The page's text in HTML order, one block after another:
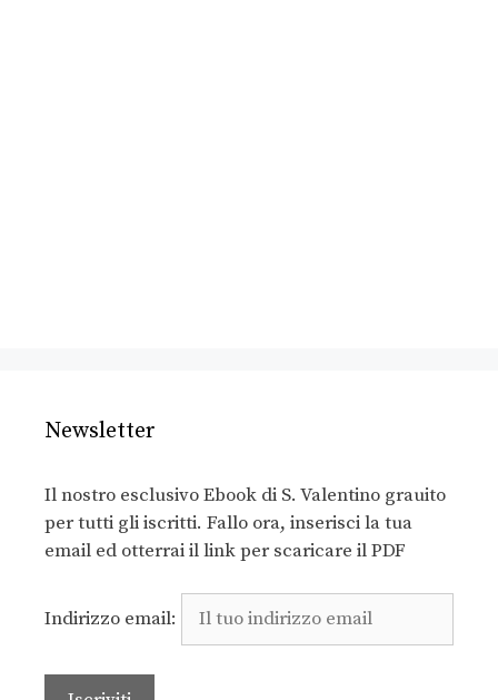
Newsletter
Il nostro esclusivo Ebook di S. Valentino grauito
per tutti gli iscritti. Fallo ora, inserisci la tua
email ed otterrai il link per scaricare il PDF
Indirizzo email: